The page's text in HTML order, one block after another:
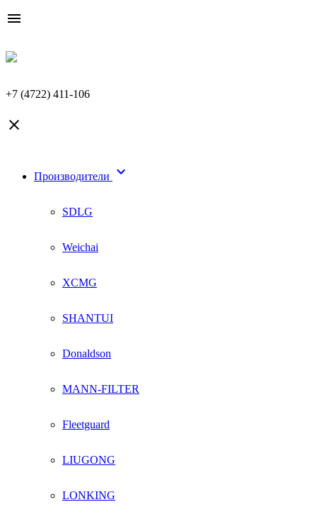

+7 (4722) 411-106

Производители 
SDLG
Weichai
XCMG
SHANTUI
Donaldson
MANN-FILTER
Fleetguard
LIUGONG
LONKING